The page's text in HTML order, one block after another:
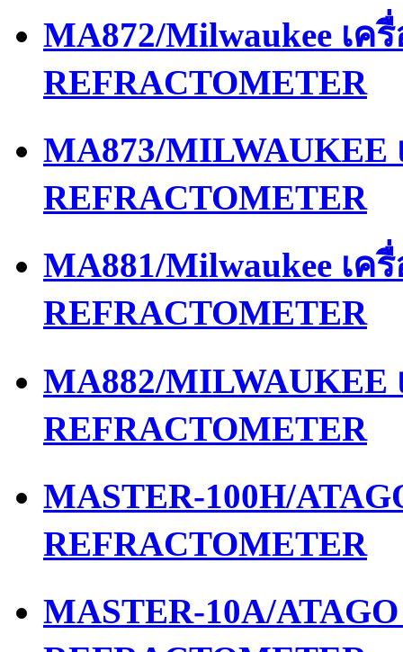
MA872/Milwaukee เค
REFRACTOMETER
MA873/MILWAUKEE
REFRACTOMETER
MA881/Milwaukee เค
REFRACTOMETER
MA882/
REFRACTOMETER
MASTER-100H/
REFRACTOMETER
MASTER-10A/